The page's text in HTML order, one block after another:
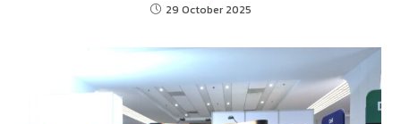
29 October 2025